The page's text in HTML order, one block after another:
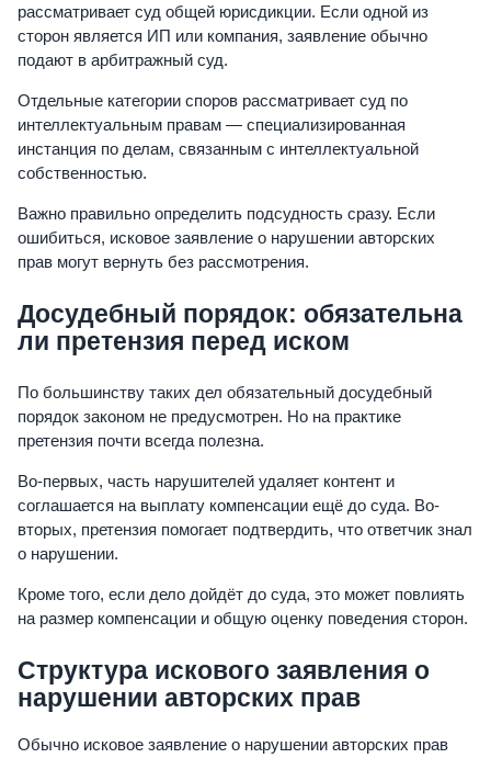
рассматривает суд общей юрисдикции. Если одной из
сторон является ИП или компания, заявление обычно
подают в арбитражный суд.
Отдельные категории споров рассматривает суд по
интеллектуальным правам — специализированная
инстанция по делам, связанным с интеллектуальной
собственностью.
Важно правильно определить подсудность сразу. Если
ошибиться, исковое заявление о нарушении авторских
прав могут вернуть без рассмотрения.
Досудебный порядок: обязательна
ли претензия перед иском
По большинству таких дел обязательный досудебный
порядок законом не предусмотрен. Но на практике
претензия почти всегда полезна.
Во-первых, часть нарушителей удаляет контент и
соглашается на выплату компенсации ещё до суда. Во-
вторых, претензия помогает подтвердить, что ответчик знал
о нарушении.
Кроме того, если дело дойдёт до суда, это может повлиять
на размер компенсации и общую оценку поведения сторон.
Структура искового заявления о
нарушении авторских прав
Обычно исковое заявление о нарушении авторских прав